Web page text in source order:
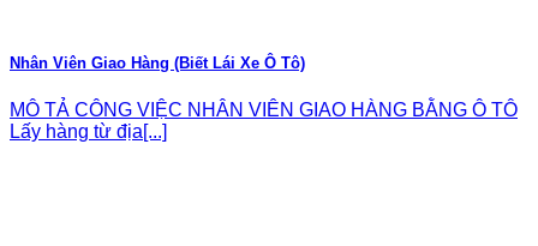
Nhân Viên Giao Hàng (Biết Lái Xe Ô Tô)
MÔ TẢ CÔNG VIỆC NHÂN VIÊN GIAO HÀNG BẰNG Ô TÔ
Lấy hàng từ địa[...]